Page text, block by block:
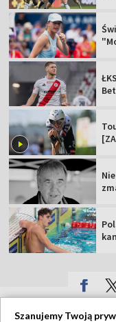
Szanujemy Twoją